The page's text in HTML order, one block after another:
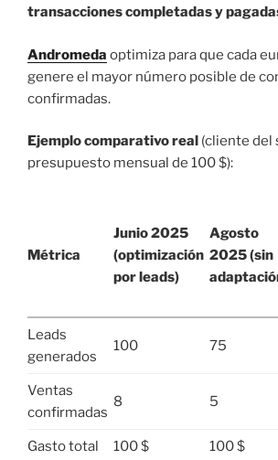
transacciones completadas y
Andromeda optimiza para que cada
genere el mayor número posible de
confirmadas.
Ejemplo comparativo real (cliente del
presupuesto mensual de 100 $):
Métrica
Junio 2025
(optimización
por leads)
Agosto
2025 (sin
Leads
generados
100 75
Ventas
confirmadas
8 5
Gasto total 100 $ 100 $